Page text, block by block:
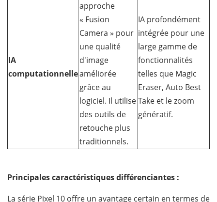
IA
computationnelle
approche
« Fusion
Camera » pour
une qualité
d'image
améliorée
grâce au
logiciel. Il utilise
des outils de
retouche plus
traditionnels.
IA profondément
intégrée pour une
large gamme de
fonctionnalités
telles que Magic
Eraser, Auto Best
Take et le zoom
génératif.
Principales caractéristiques différenciantes :
La série Pixel 10 offre un avantage certain en termes de